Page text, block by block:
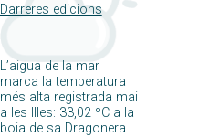
Darreres edicions
L’aigua de la mar
marca la temperatura
més alta registrada mai
a les Illes: 33,02 ºC a la
boia de sa Dragonera